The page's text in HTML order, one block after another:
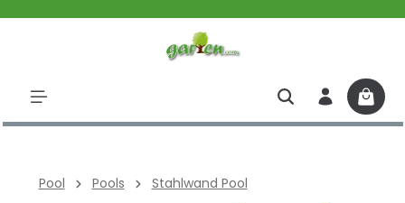
Pool Pools Stahlwand Pool